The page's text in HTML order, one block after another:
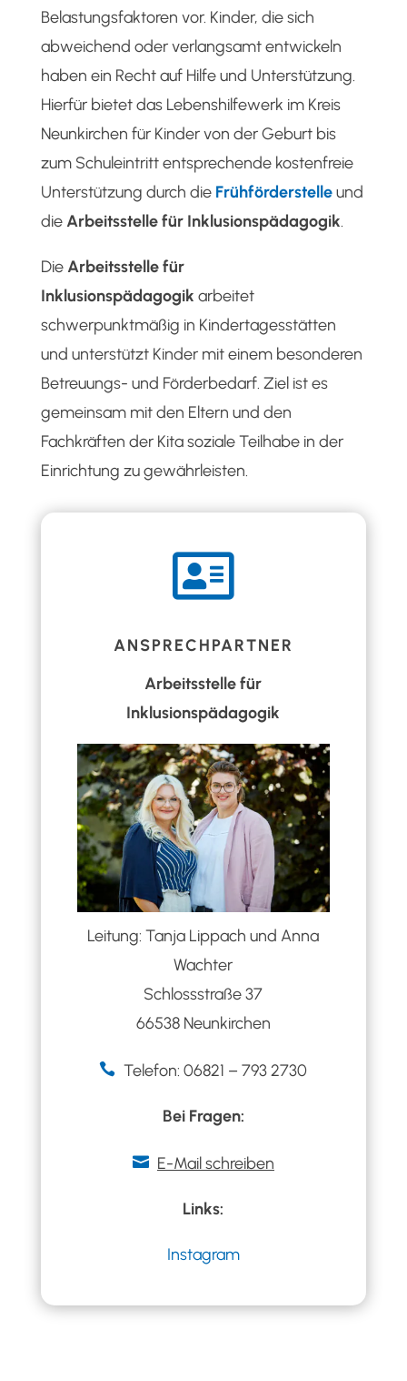
Belastungsfaktoren vor. Kinder, die sich
abweichend oder verlangsamt entwickeln
haben ein Recht auf Hilfe und Unterstützung.
Hierfür bietet das Lebenshilfewerk im Kreis
Neunkirchen für Kinder von der Geburt bis
zum Schuleintritt entsprechende kostenfreie
Unterstützung durch die Frühförderstelleund
die Arbeitsstelle für Inklusionspädagogik.
Die Arbeitsstelle für
Inklusionspädagogik arbeitet
schwerpunktmäßig in Kindertagesstätten
und unterstützt Kinder mit einem besonderen
Betreuungs- und Förderbedarf. Ziel ist es
gemeinsam mit den Eltern und den
Fachkräften der Kita soziale Teilhabe in der
Einrichtung zu gewährleisten.

ANSPRECHPARTNER
Arbeitsstelle für
Inklusionspädagogik
Leitung: Tanja Lippach und Anna
Wachter
Schlossstraße 37
66538 Neunkirchen
Telefon: 06821 – 793 2730
Bei Fragen:
 E-Mail schreiben
Links:
Instagram